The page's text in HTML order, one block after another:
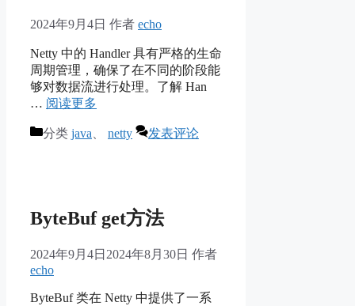
2024年9月4日 作者 echo
Netty 中的 Handler 具有严格的生命
周期管理，确保了在不同的阶段能
够对数据流进行处理。了解 Han
… 阅读更多
分类 java netty 发表评论
ByteBuf get方法
2024年9月4日 2024年8月30日 作者
echo
ByteBuf 类在 Netty 中提供了一系